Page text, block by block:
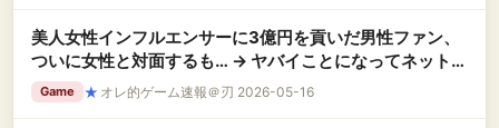
美人女性インフルエンサーに3億円を貢いだ男性ファン、
ついに女性と対面するも… → ヤバイことになってネット民
驚愕
Game ★ オレ的ゲーム速報＠刃 2026-05-16